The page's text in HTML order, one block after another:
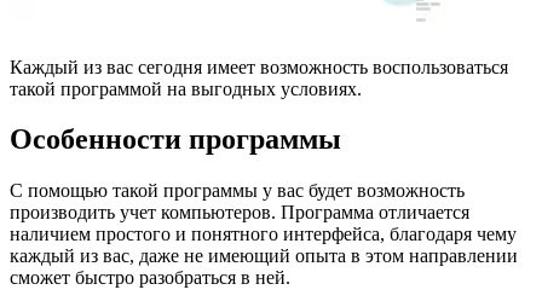
Каждый из вас сегодня имеет возможность воспользоваться
такой программой на выгодных условиях.
Особенности программы
С помощью такой программы у вас будет возможность
производить учет компьютеров. Программа отличается
наличием простого и понятного интерфейса, благодаря чему
каждый из вас, даже не имеющий опыта в этом направлении
сможет быстро разобраться в ней.